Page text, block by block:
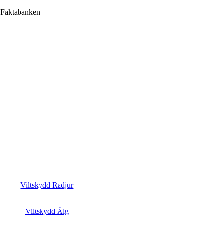
Faktabanken
Viltskydd Rådjur
Viltskydd Älg